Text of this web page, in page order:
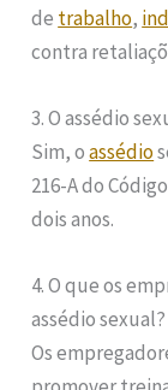
de trabalho,
contra
3. O assédio
Sim, oassédio
216-A do
dois anos.
4. O que os
assédio sexual?
Os